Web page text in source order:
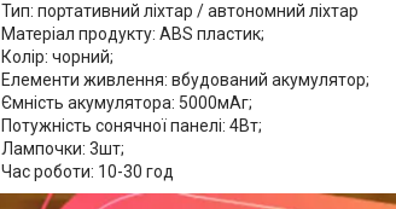
Тип: портативний ліхтар / автономний ліхтар
Матеріал продукту: ABS пластик;
Колір: чорний;
Елементи живлення: вбудований акумулятор;
Ємність акумулятора: 5000мАг;
Потужність сонячної панелі: 4Вт;
Лампочки: 3шт;
Час роботи: 10-30 год